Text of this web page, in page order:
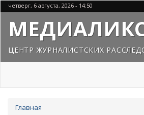
Перейти
к
основному
содержанию
четверг, 6 августа, 2026 - 14:50
МЕДИАЛИКС
ЦЕНТР ЖУРНАЛИСТСКИХ
здесь
Главная